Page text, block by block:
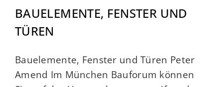
BAUELEMENTE, FENSTER UND
TÜREN
Bauelemente, Fenster und Türen Peter
Amend Im München Bauforum können